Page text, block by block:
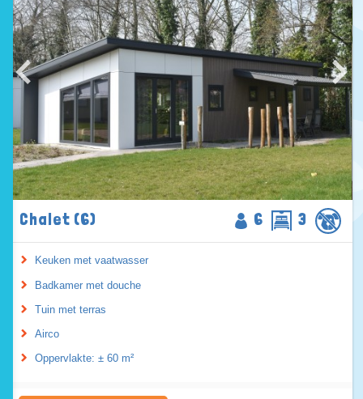
Chalet (6) 6 3
Keuken met vaatwasser
Badkamer met douche
Tuin met terras
Airco
Oppervlakte: ± 60 m²